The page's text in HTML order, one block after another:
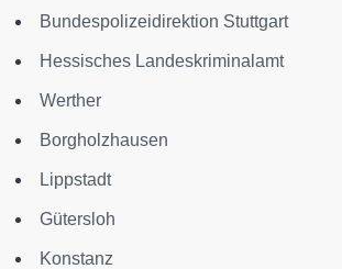
Bundespolizeidirektion Stuttgart
Hessisches Landeskriminalamt
Werther
Borgholzhausen
Lippstadt
Gütersloh
Konstanz